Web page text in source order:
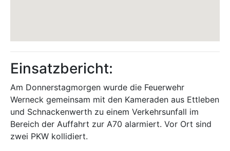
Einsatzbericht:
Am Donnerstagmorgen wurde die Feuerwehr
Werneck gemeinsam mit den Kameraden aus Ettleben
und Schnackenwerth zu einem Verkehrsunfall im
Bereich der Auffahrt zur A70 alarmiert. Vor Ort sind
zwei PKW kollidiert.